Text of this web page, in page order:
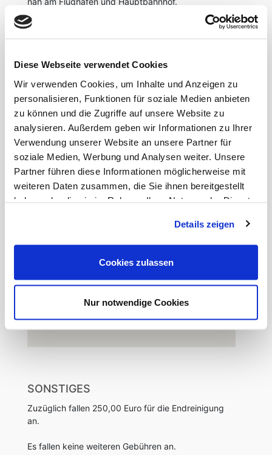
Diese Webseite verwendet Cookies
Wir verwenden Cookies, um Inhalte und Anzeigen zu
personalisieren, Funktionen für soziale Medien anbieten
zu können und die Zugriffe auf unsere Website zu
analysieren. Außerdem geben wir Informationen zu Ihrer
Verwendung unserer Website an unsere Partner für
soziale Medien, Werbung und Analysen weiter. Unsere
Partner führen diese Informationen möglicherweise mit
weiteren Daten zusammen, die Sie ihnen bereitgestellt
haben oder die sie im Rahmen Ihrer Nutzung der Dienste
Details zeigen
Cookies zulassen
Nur notwendige Cookies
Mit dem Bus, den man fußläufig in 2 Minuten
gemütlichen Spaziergängen ein oder zu einem
einer der Golfplätze in Düsseldorf befinden sich in
Grafenberg.
Die nächste U-Bahnstation erreichen Sie in nur 10
Minuten zu Fuß.
Supermärkte und Restaurant bieten alles für den
alltäglich Bedarf in der nahen Umgebung.
SONSTIGES
Zuzüglich fallen 250,00 Euro für die Endreinigung
an.
Es fallen keine weiteren Gebühren an.